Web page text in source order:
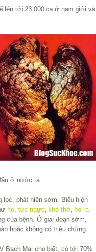
lên tới 23.000 ca ở nam giới và
ở nước ta
lọc, phát hiện sớm. Biểu hiện
ho tức ngực khó thở
ho ra
của bệnh. Ở giai đoạn sớm,
hoặc không có triệu chứng.
Bạch Mai cho biết, có tới 70%